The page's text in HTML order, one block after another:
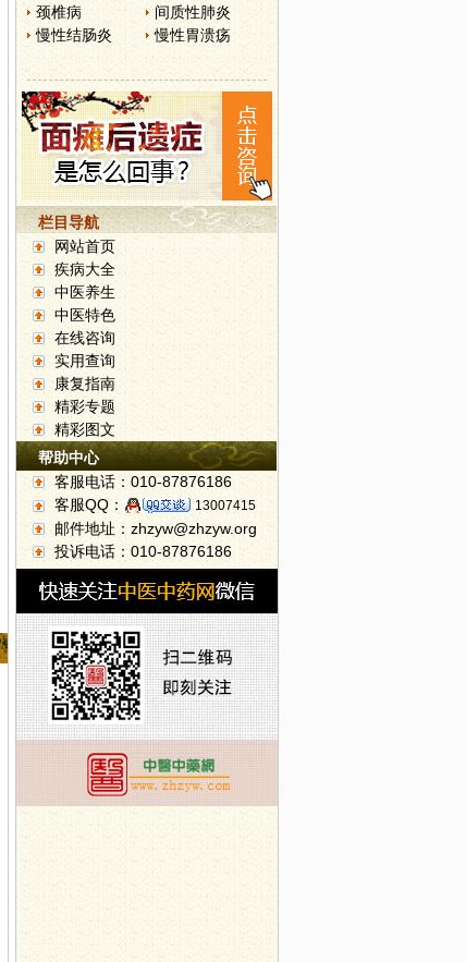
颈椎病
间质性肺炎
慢性结肠炎
慢性胃溃疡
栏目导航
网站首页
疾病大全
中医养生
中医特色
在线咨询
实用查询
康复指南
精彩专题
精彩图文
帮助中心
客服电话：010-87876186
客服QQ：
13007415
邮件地址：zhzyw@zhzyw.org
投诉电话：010-87876186